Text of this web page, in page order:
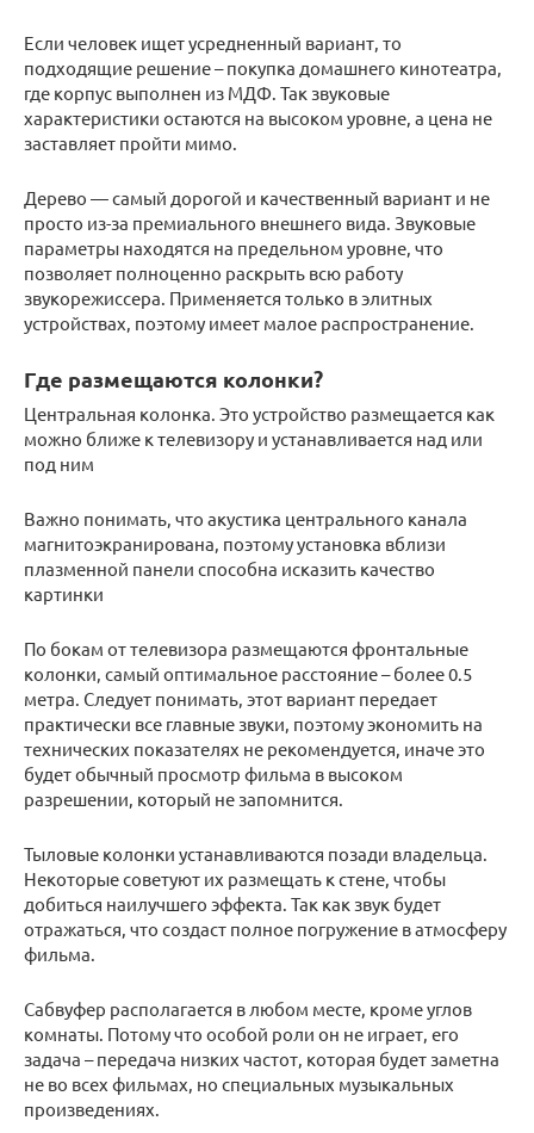
Если человек ищет усредненный вариант, то
подходящие решение – покупка домашнего кинотеатра,
где корпус выполнен из МДФ. Так звуковые
характеристики остаются на высоком уровне, а цена не
заставляет пройти мимо.
Дерево — самый дорогой и качественный вариант и не
просто из-за премиального внешнего вида. Звуковые
параметры находятся на предельном уровне, что
позволяет полноценно раскрыть всю работу
звукорежиссера. Применяется только в элитных
устройствах, поэтому имеет малое распространение.
Где размещаются колонки?
Центральная колонка. Это устройство размещается как
можно ближе к телевизору и устанавливается над или
под ним
Важно понимать, что акустика центрального канала
магнитоэкранирована, поэтому установка вблизи
плазменной панели способна исказить качество
картинки
По бокам от телевизора размещаются фронтальные
колонки, самый оптимальное расстояние – более 0.5
метра. Следует понимать, этот вариант передает
практически все главные звуки, поэтому экономить на
технических показателях не рекомендуется, иначе это
будет обычный просмотр фильма в высоком
разрешении, который не запомнится.
Тыловые колонки устанавливаются позади владельца.
Некоторые советуют их размещать к стене, чтобы
добиться наилучшего эффекта. Так как звук будет
отражаться, что создаст полное погружение в атмосферу
фильма.
Сабвуфер располагается в любом месте, кроме углов
комнаты. Потому что особой роли он не играет, его
задача – передача низких частот, которая будет заметна
не во всех фильмах, но специальных музыкальных
произведениях.